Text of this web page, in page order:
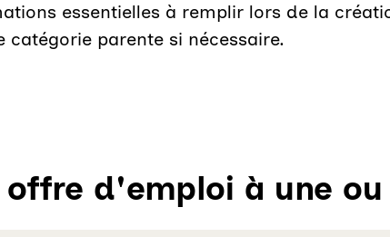
essentielles à remplir lors de la
catégorie parente si nécessaire.
offre d'emploi à une